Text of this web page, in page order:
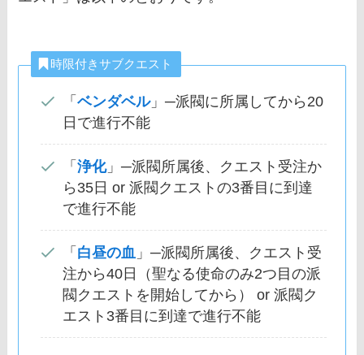
時限付きサブクエスト
「ベンダベル」─派閥に所属してから20
日で進行不能
「浄化」─派閥所属後、クエスト受注か
ら35日 or 派閥クエストの3番目に到達
で進行不能
「 白昼の血 」─派閥所属後、クエスト受
注から40日（聖なる使命のみ2つ目の派
閥クエストを開始してから） or 派閥ク
エスト3番目に到達で進行不能